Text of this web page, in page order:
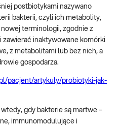
postbiotykami nazywano
bakterii, czyli ich metabolity,
nowej terminologii, zgodnie z
inaktywowane komórki
z metabolitami lub bez nich, a
gospodarza.
pacjent/artykuly/probiotyki-jak-
gdy bakterie są martwe –
immunomodulujące i